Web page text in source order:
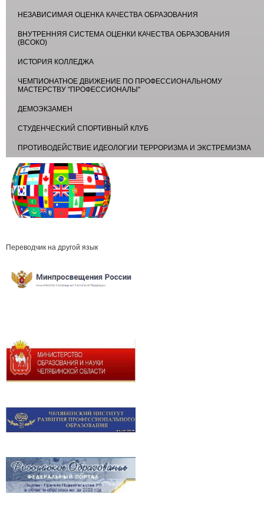
НЕЗАВИСИМАЯ ОЦЕНКА КАЧЕСТВА ОБРАЗОВАНИЯ
ВНУТРЕННЯЯ СИСТЕМА ОЦЕНКИ КАЧЕСТВА ОБРАЗОВАНИЯ
(ВСОКО)
ИСТОРИЯ КОЛЛЕДЖА
ЧЕМПИОНАТНОЕ ДВИЖЕНИЕ ПО ПРОФЕССИОНАЛЬНОМУ
МАСТЕРСТВУ "ПРОФЕССИОНАЛЫ"
ДЕМОЭКЗАМЕН
СТУДЕНЧЕСКИЙ СПОРТИВНЫЙ КЛУБ
ПРОТИВОДЕЙСТВИЕ ИДЕОЛОГИИ ТЕРРОРИЗМА И ЭКСТРЕМИЗМА
Переводчик на другой язык